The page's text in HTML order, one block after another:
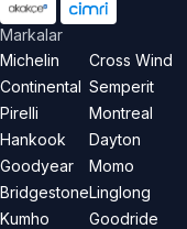
Markalar
Michelin
Continental
Pirelli
Hankook
Goodyear
Bridgestone
Kumho
Cross Wind
Semperit
Montreal
Dayton
Momo
Linglong
Goodride